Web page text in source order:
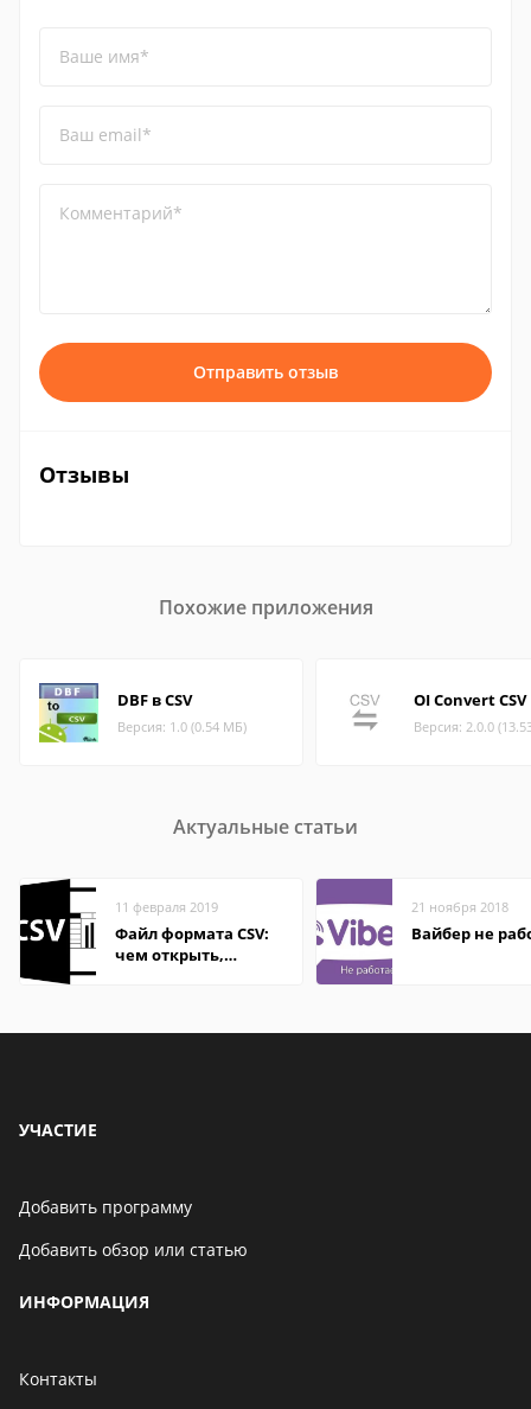
Ваше имя*
Ваш email*
Комментарий*
Отправить отзыв
Отзывы
Похожие приложения
DBF в CSV
Версия: 1.0 (0.54 МБ)
OI Convert CSV
Версия: 2.0.0
Актуальные статьи
11 февраля 2019
Файл формата CSV:
чем открыть,
21 ноября 2018
Вайбер не
УЧАСТИЕ
Добавить программу
Добавить обзор или статью
ИНФОРМАЦИЯ
Контакты